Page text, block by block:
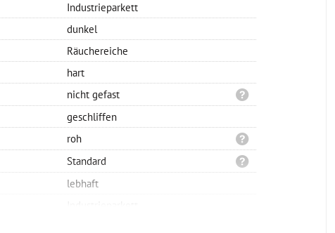
Industrieparkett
dunkel
Räuchereiche
hart
nicht gefast
geschliffen
roh
Standard
lebhaft